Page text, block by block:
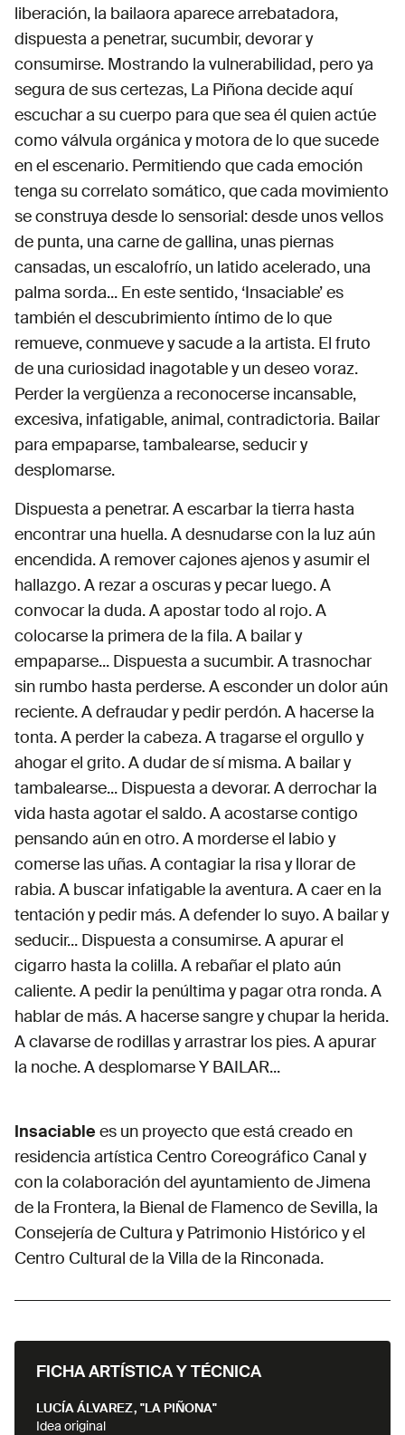
liberación, la bailaora aparece arrebatadora,
dispuesta a penetrar, sucumbir, devorar y
consumirse. Mostrando la vulnerabilidad, pero ya
segura de sus certezas, La Piñona decide aquí
escuchar a su cuerpo para que sea él quien actúe
como válvula orgánica y motora de lo que sucede
en el escenario. Permitiendo que cada emoción
tenga su correlato somático, que cada movimiento
se construya desde lo sensorial: desde unos vellos
de punta, una carne de gallina, unas piernas
cansadas, un escalofrío, un latido acelerado, una
palma sorda... En este sentido, ‘Insaciable’ es
también el descubrimiento íntimo de lo que
remueve, conmueve y sacude a la artista. El fruto
de una curiosidad inagotable y un deseo voraz.
Perder la vergüenza a reconocerse incansable,
excesiva, infatigable, animal, contradictoria. Bailar
para empaparse, tambalearse, seducir y
desplomarse.
Dispuesta a penetrar. A escarbar la tierra hasta
encontrar una huella. A desnudarse con la luz aún
encendida. A remover cajones ajenos y asumir el
hallazgo. A rezar a oscuras y pecar luego. A
convocar la duda. A apostar todo al rojo. A
colocarse la primera de la fila. A bailar y
empaparse... Dispuesta a sucumbir. A trasnochar
sin rumbo hasta perderse. A esconder un dolor aún
reciente. A defraudar y pedir perdón. A hacerse la
tonta. A perder la cabeza. A tragarse el orgullo y
ahogar el grito. A dudar de sí misma. A bailar y
tambalearse... Dispuesta a devorar. A derrochar la
vida hasta agotar el saldo. A acostarse contigo
pensando aún en otro. A morderse el labio y
comerse las uñas. A contagiar la risa y llorar de
rabia. A buscar infatigable la aventura. A caer en la
tentación y pedir más. A defender lo suyo. A bailar y
seducir... Dispuesta a consumirse. A apurar el
cigarro hasta la colilla. A rebañar el plato aún
caliente. A pedir la penúltima y pagar otra ronda. A
hablar de más. A hacerse sangre y chupar la herida.
A clavarse de rodillas y arrastrar los pies. A apurar
la noche. A desplomarse Y BAILAR...
Insaciable es un proyecto que está creado en
residencia artística Centro Coreográfico Canal y
con la colaboración del ayuntamiento de Jimena
de la Frontera, la Bienal de Flamenco de Sevilla, la
Consejería de Cultura y Patrimonio Histórico y el
Centro Cultural de la Villa de la Rinconada.
FICHA ARTÍSTICA Y TÉCNICA
LUCÍA ÁLVAREZ, "LA PIÑONA"
Idea original